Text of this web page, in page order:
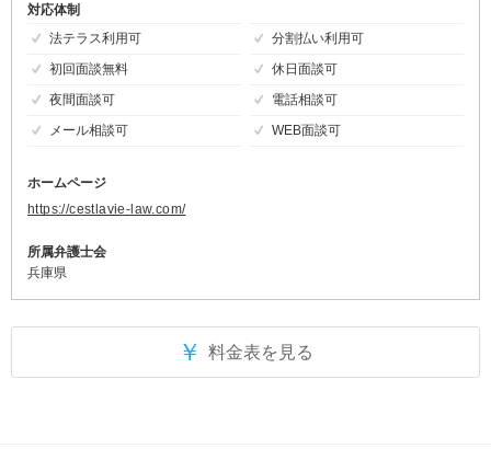
対応体制
法テラス利用可
分割払い利用可
初回面談無料
休日面談可
夜間面談可
電話相談可
メール相談可
WEB面談可
ホームページ
https://cestlavie-law.com/
所属弁護士会
兵庫県
￥ 料金表を見る